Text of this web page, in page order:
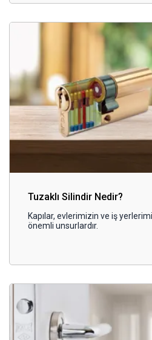
Tuzaklı Silindir Nedir?
Kapılar, evlerimizin ve iş
önemli unsurlardır.